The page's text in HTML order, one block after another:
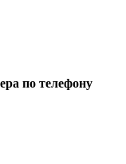
по телефону